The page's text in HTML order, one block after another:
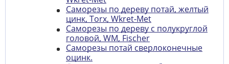
Саморезы по дереву потай, желтый
цинк, Torx, Wkret-Met
Саморезы по дереву с полукруглой
головой, WM, Fischer
Саморезы потай сверлоконечные
оцинк.